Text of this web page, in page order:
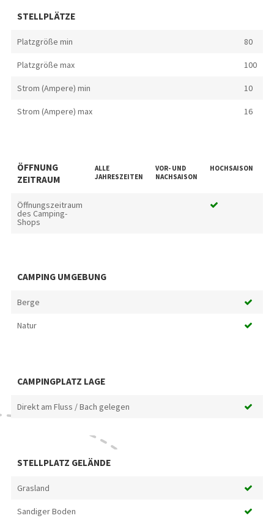
STELLPLÄTZE
Platzgröße min 80
Platzgröße max 100
Strom (Ampere) min 10
Strom (Ampere) max 16
ÖFFNUNG
ZEITRAUM
ALLE
JAHRESZEITEN
VOR- UND
NACHSAISON
HOCHSAISON
Öffnungszeitraum
des Camping-
Shops
CAMPING UMGEBUNG
Berge
Natur
CAMPINGPLATZ LAGE
Direkt am Fluss / Bach gelegen
STELLPLATZ GELÄNDE
Grasland
Sandiger Boden